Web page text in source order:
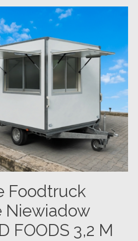
slideshow Items
Foodtruck
Niewiadow
FOODS 3,2 M